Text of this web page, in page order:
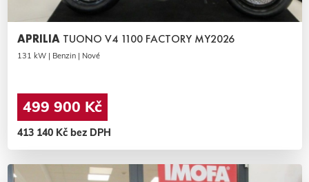
APRILIA TUONO V4 1100 FACTORY MY2026
131 kW | Benzin | Nové
499 900 Kč
413 140 Kč bez DPH